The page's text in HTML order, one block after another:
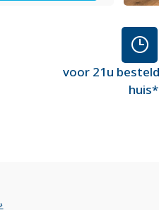
voor 21u
huis*